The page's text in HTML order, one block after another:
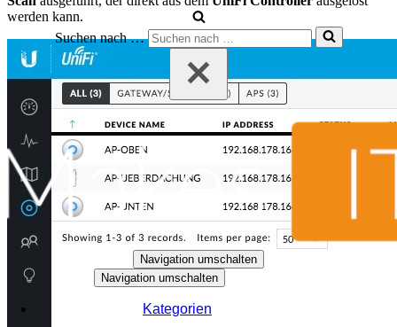
Suchen nach …
Navigation umschalten
Navigation umschalten
Kategorien
werden kann.